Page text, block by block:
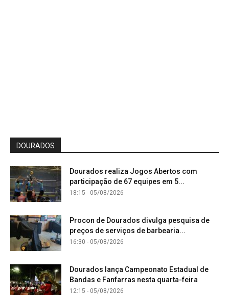
DOURADOS
Dourados realiza Jogos Abertos com
participação de 67 equipes em 5...
18:15 - 05/08/2026
Procon de Dourados divulga pesquisa de
preços de serviços de barbearia...
16:30 - 05/08/2026
Dourados lança Campeonato Estadual de
Bandas e Fanfarras nesta quarta-feira
12:15 - 05/08/2026